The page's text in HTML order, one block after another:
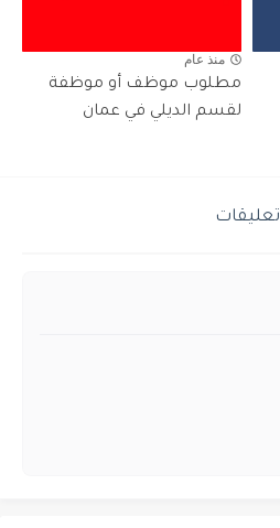
منذ عام
مطلوب موظف أو موظفة
لقسم الديلي في عمان
تعليقات